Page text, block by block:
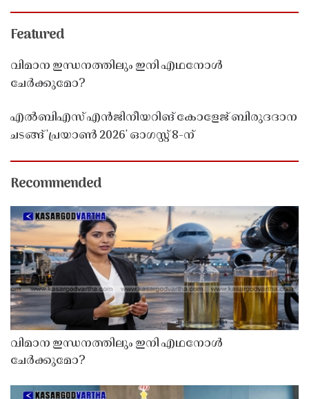
Featured
വിമാന ഇന്ധനത്തിലും ഇനി എഥനോൾ
ചേർക്കുമോ?
എൽബിഎസ് എൻജിനീയറിങ് കോളേജ് ബിരുദദാന
ചടങ്ങ് 'പ്രയാൺ 2026' ഓഗസ്റ്റ് 8-ന്
Recommended
വിമാന ഇന്ധനത്തിലും ഇനി എഥനോൾ
ചേർക്കുമോ?